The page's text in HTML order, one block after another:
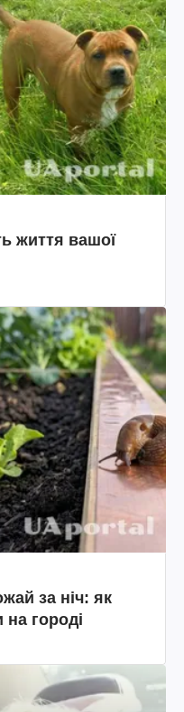
життя вашої
за ніч: як
городі